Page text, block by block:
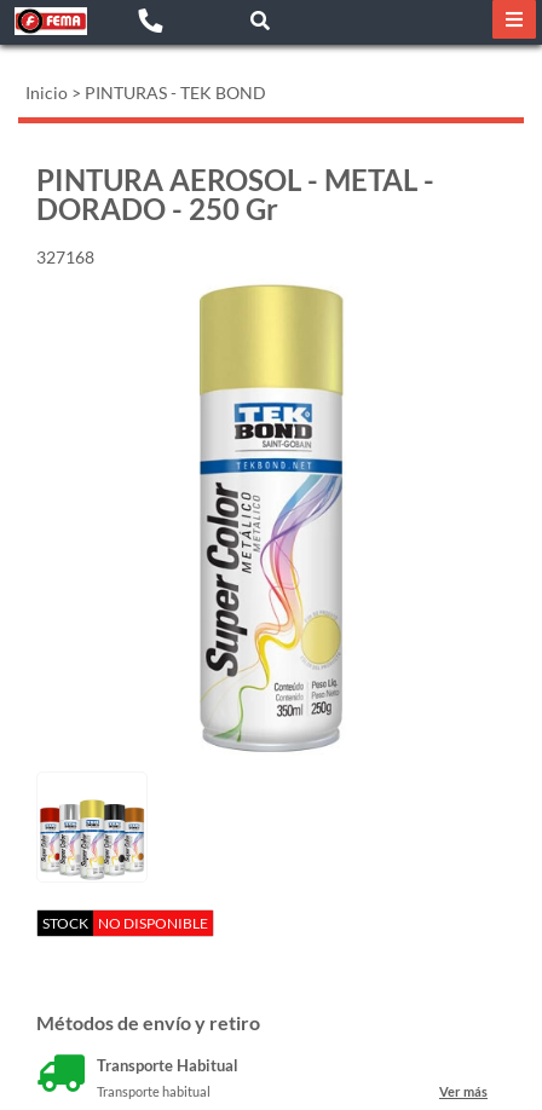
Inicio > PINTURAS - TEK BOND
PINTURA AEROSOL - METAL -
DORADO - 250 Gr
327168
STOCK NO DISPONIBLE
Métodos de envío y retiro
Transporte Habitual
Transporte habitual Ver más